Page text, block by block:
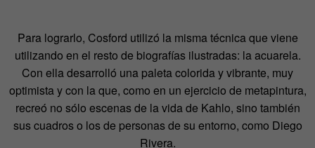
Para lograrlo, Cosford utilizó la misma técnica que viene
utilizando en el resto de biografías ilustradas: la acuarela.
Con ella desarrolló una paleta colorida y vibrante, muy
optimista y con la que, como en un ejercicio de metapintura,
recreó no sólo escenas de la vida de Kahlo, sino también
sus cuadros o los de personas de su entorno, como Diego
Rivera.